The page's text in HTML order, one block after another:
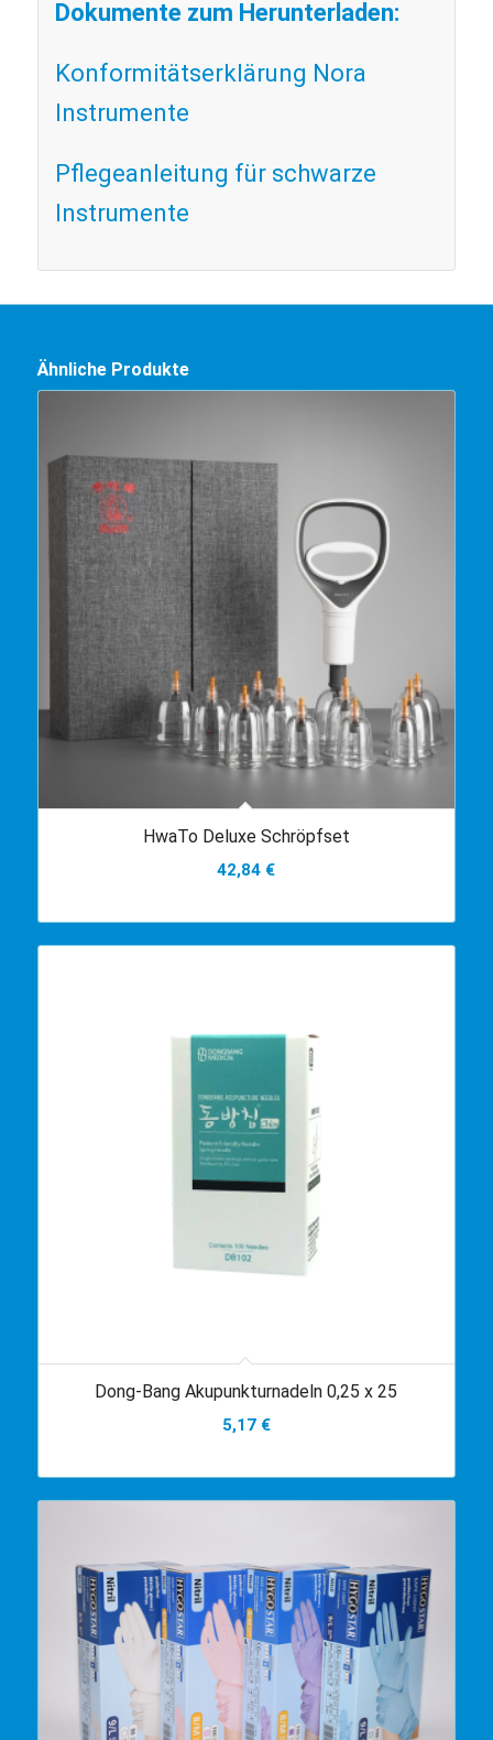
Dokumente zum Herunterladen:
Konformitätserklärung Nora
Instrumente
Pflegeanleitung für schwarze
Instrumente
Ähnliche Produkte
HwaTo Deluxe Schröpfset
42,84 €
Dong-Bang Akupunkturnadeln 0,25 x 25
5,17 €